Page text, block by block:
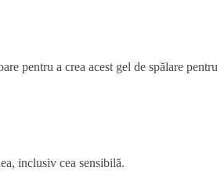
pentru a crea acest gel de spălare
inclusiv cea sensibilă.